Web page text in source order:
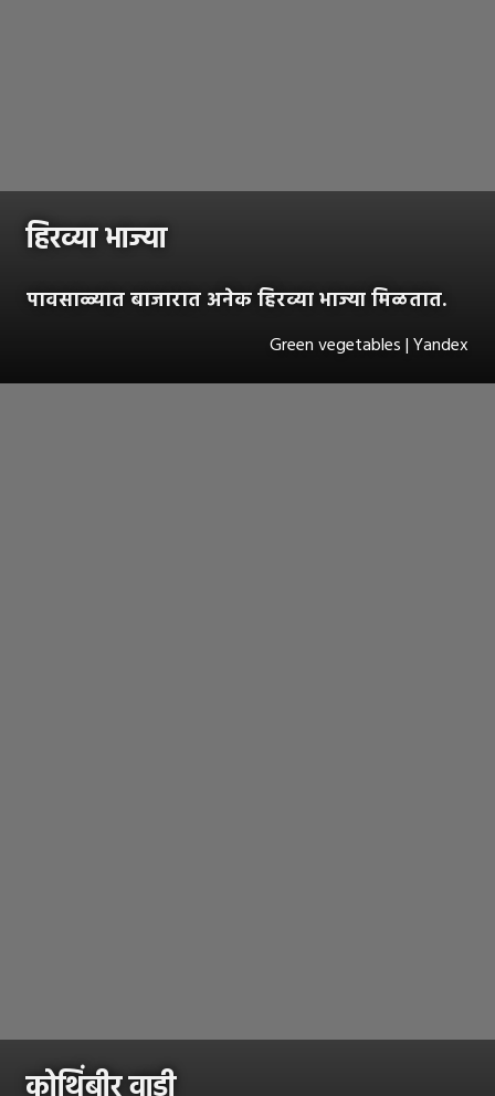
हिरव्या भाज्या
पावसाळ्यात बाजारात अनेक हिरव्या भाज्या मिळतात.
Green vegetables | Yandex